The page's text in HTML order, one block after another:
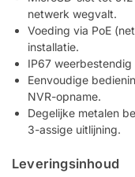
netwerk wegvalt.
Voeding via PoE
installatie.
IP67
Eenvoudige
NVR-opname.
Degelijke metalen
3-assige uitlijning.
Leveringsinhoud